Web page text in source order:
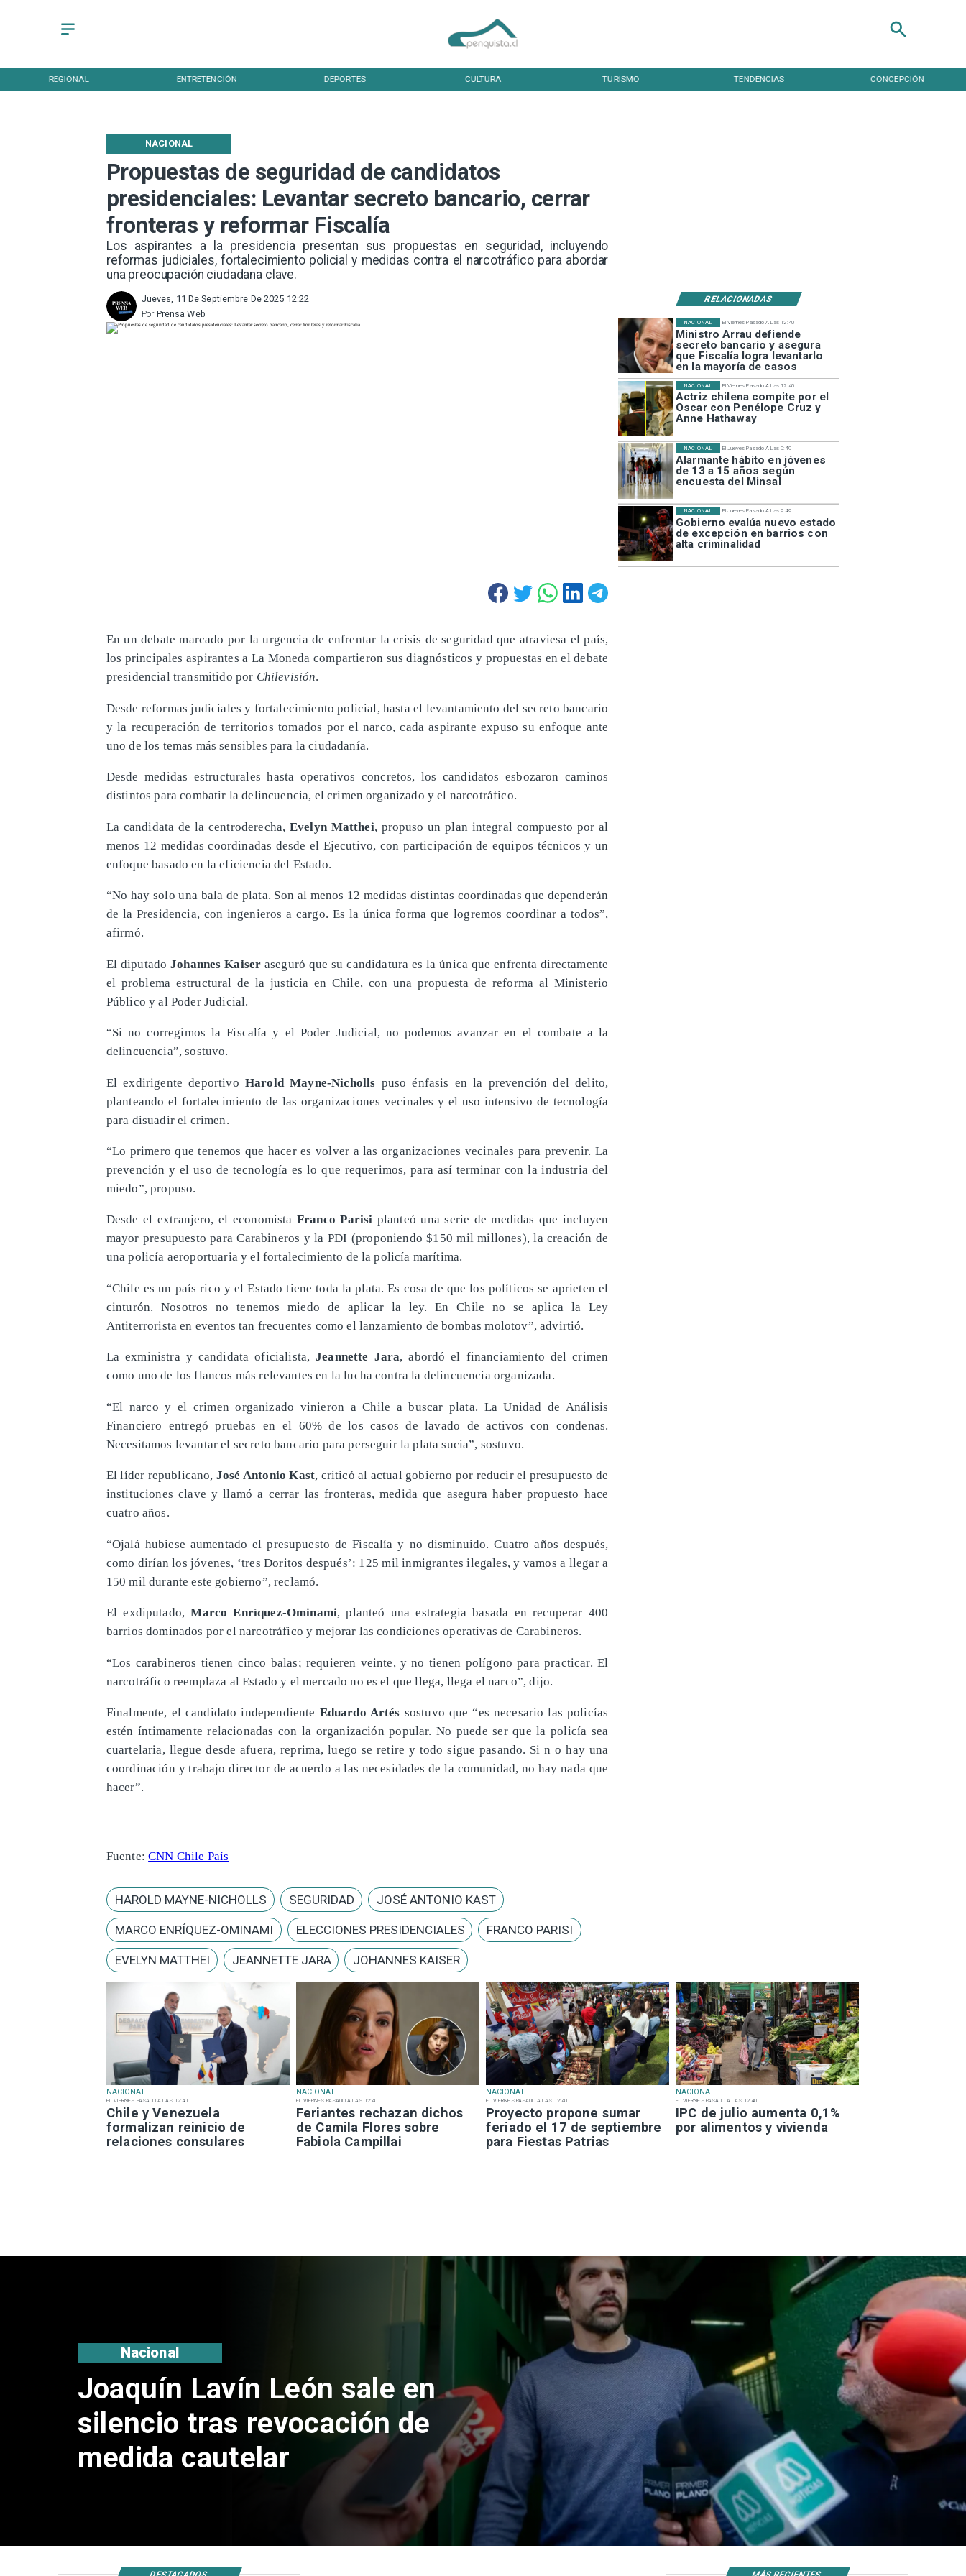
REGIONAL ENTRETENCIÓN DEPORTES CULTURA TURISMO TENDENCIAS CONCEPCIÓN
Propuestas de seguridad de candidatos
presidenciales: Levantar secreto bancario, cerrar
fronteras y reformar Fiscalía
Los aspirantes a la presidencia presentan sus propuestas en seguridad, incluyendo
reformas judiciales, fortalecimiento policial y medidas contra el narcotráfico para abordar
una preocupación ciudadana clave.
NACIONAL
RELACIONADAS
Jueves, 11 De Septiembre De 2025 12:22
Prensa Web
Por
NACIONAL
EL VIERNES PASADO A LAS 12:40
Chile y Venezuela
formalizan reinicio de
relaciones consulares
NACIONAL
EL VIERNES PASADO A LAS 12:40
Feriantes rechazan dichos
de Camila Flores sobre
Fabiola Campillai
NACIONAL
EL VIERNES PASADO A LAS 12:40
Proyecto propone sumar
feriado el 17 de septiembre
para Fiestas Patrias
NACIONAL
EL VIERNES PASADO A LAS 12:40
IPC de julio aumenta 0,1%
por alimentos y vivienda
El Viernes Pasado A Las 12:40
Ministro Arrau defiende
secreto bancario y asegura
que Fiscalía logra levantarlo
en la mayoría de casos
NACIONAL
El Viernes Pasado A Las 12:40
Actriz chilena compite por el
Oscar con Penélope Cruz y
Anne Hathaway
NACIONAL
El Jueves Pasado A Las 9:49
Alarmante hábito en jóvenes
de 13 a 15 años según
encuesta del Minsal
NACIONAL
El Jueves Pasado A Las 9:49
Gobierno evalúa nuevo estado
de excepción en barrios con
alta criminalidad
NACIONAL
En un debate marcado por la urgencia de enfrentar la crisis de seguridad que atraviesa el país,
los principales aspirantes a La Moneda compartieron sus diagnósticos y propuestas en el debate
presidencial transmitido por Chilevisión.
Desde reformas judiciales y fortalecimiento policial, hasta el levantamiento del secreto bancario
y la recuperación de territorios tomados por el narco, cada aspirante expuso su enfoque ante
uno de los temas más sensibles para la ciudadanía.
Desde medidas estructurales hasta operativos concretos, los candidatos esbozaron caminos
distintos para combatir la delincuencia, el crimen organizado y el narcotráfico.
La candidata de la centroderecha, Evelyn Matthei, propuso un plan integral compuesto por al
menos 12 medidas coordinadas desde el Ejecutivo, con participación de equipos técnicos y un
enfoque basado en la eficiencia del Estado.
“No hay solo una bala de plata. Son al menos 12 medidas distintas coordinadas que dependerán
de la Presidencia, con ingenieros a cargo. Es la única forma que logremos coordinar a todos”,
afirmó.
El diputadoJohannes Kaiser aseguró que su candidatura es la única que enfrenta directamente
el problema estructural de la justicia en Chile, con una propuesta de reforma al Ministerio
Público y al Poder Judicial.
“Si no corregimos la Fiscalía y el Poder Judicial, no podemos avanzar en el combate a la
delincuencia”, sostuvo.
El exdirigente deportivo Harold Mayne-Nicholls puso énfasis en la prevención del delito,
planteando el fortalecimiento de las organizaciones vecinales y el uso intensivo de tecnología
para disuadir el crimen.
“Lo primero que tenemos que hacer es volver a las organizaciones vecinales para prevenir. La
prevención y el uso de tecnología es lo que requerimos, para así terminar con la industria del
miedo”, propuso.
Desde el extranjero, el economista Franco Parisi planteó una serie de medidas que incluyen
mayor presupuesto para Carabineros y la PDI (proponiendo $150 mil millones), la creación de
una policía aeroportuaria y el fortalecimiento de la policía marítima.
“Chile es un país rico y el Estado tiene toda la plata. Es cosa de que los políticos se aprieten el
cinturón. Nosotros no tenemos miedo de aplicar la ley. En Chile no se aplica la Ley
Antiterrorista en eventos tan frecuentes como el lanzamiento de bombas molotov”, advirtió.
La exministra y candidata oficialista,Jeannette Jara, abordó el financiamiento del crimen
como uno de los flancos más relevantes en la lucha contra la delincuencia organizada.
“El narco y el crimen organizado vinieron a Chile a buscar plata. La Unidad de Análisis
Financiero entregó pruebas en el 60% de los casos de lavado de activos con condenas.
Necesitamos levantar el secreto bancario para perseguir la plata sucia”, sostuvo.
El líder republicano, José Antonio Kast, criticó al actual gobierno por reducir el presupuesto de
instituciones clave y llamó a cerrar las fronteras, medida que asegura haber propuesto hace
cuatro años.
“Ojalá hubiese aumentado el presupuesto de Fiscalía y no disminuido. Cuatro años después,
como dirían los jóvenes, ‘tres Doritos después’: 125 mil inmigrantes ilegales, y vamos a llegar a
150 mil durante este gobierno”, reclamó.
El exdiputado,Marco Enríquez-Ominami, planteó una estrategia basada en recuperar 400
barrios dominados por el narcotráfico y mejorar las condiciones operativas de Carabineros.
“Los carabineros tienen cinco balas; requieren veinte, y no tienen polígono para practicar. El
narcotráfico reemplaza al Estado y el mercado no es el que llega, llega el narco”, dijo.
Finalmente, el candidato independiente Eduardo Artés sostuvo que “es necesario las policías
estén íntimamente relacionadas con la organización popular. No puede ser que la policía sea
cuartelaria, llegue desde afuera, reprima, luego se retire y todo sigue pasando. Si n o hay una
coordinación y trabajo director de acuerdo a las necesidades de la comunidad, no hay nada que
hacer”.
Fuente:CNN Chile País
HAROLD MAYNE-NICHOLLS SEGURIDAD JOSÉ ANTONIO KAST
MARCO ENRÍQUEZ-OMINAMI ELECCIONES PRESIDENCIALES FRANCO PARISI
EVELYN MATTHEI JEANNETTE JARA JOHANNES KAISER
Joaquín Lavín León sale en
silencio tras revocación de
medida cautelar
Nacional